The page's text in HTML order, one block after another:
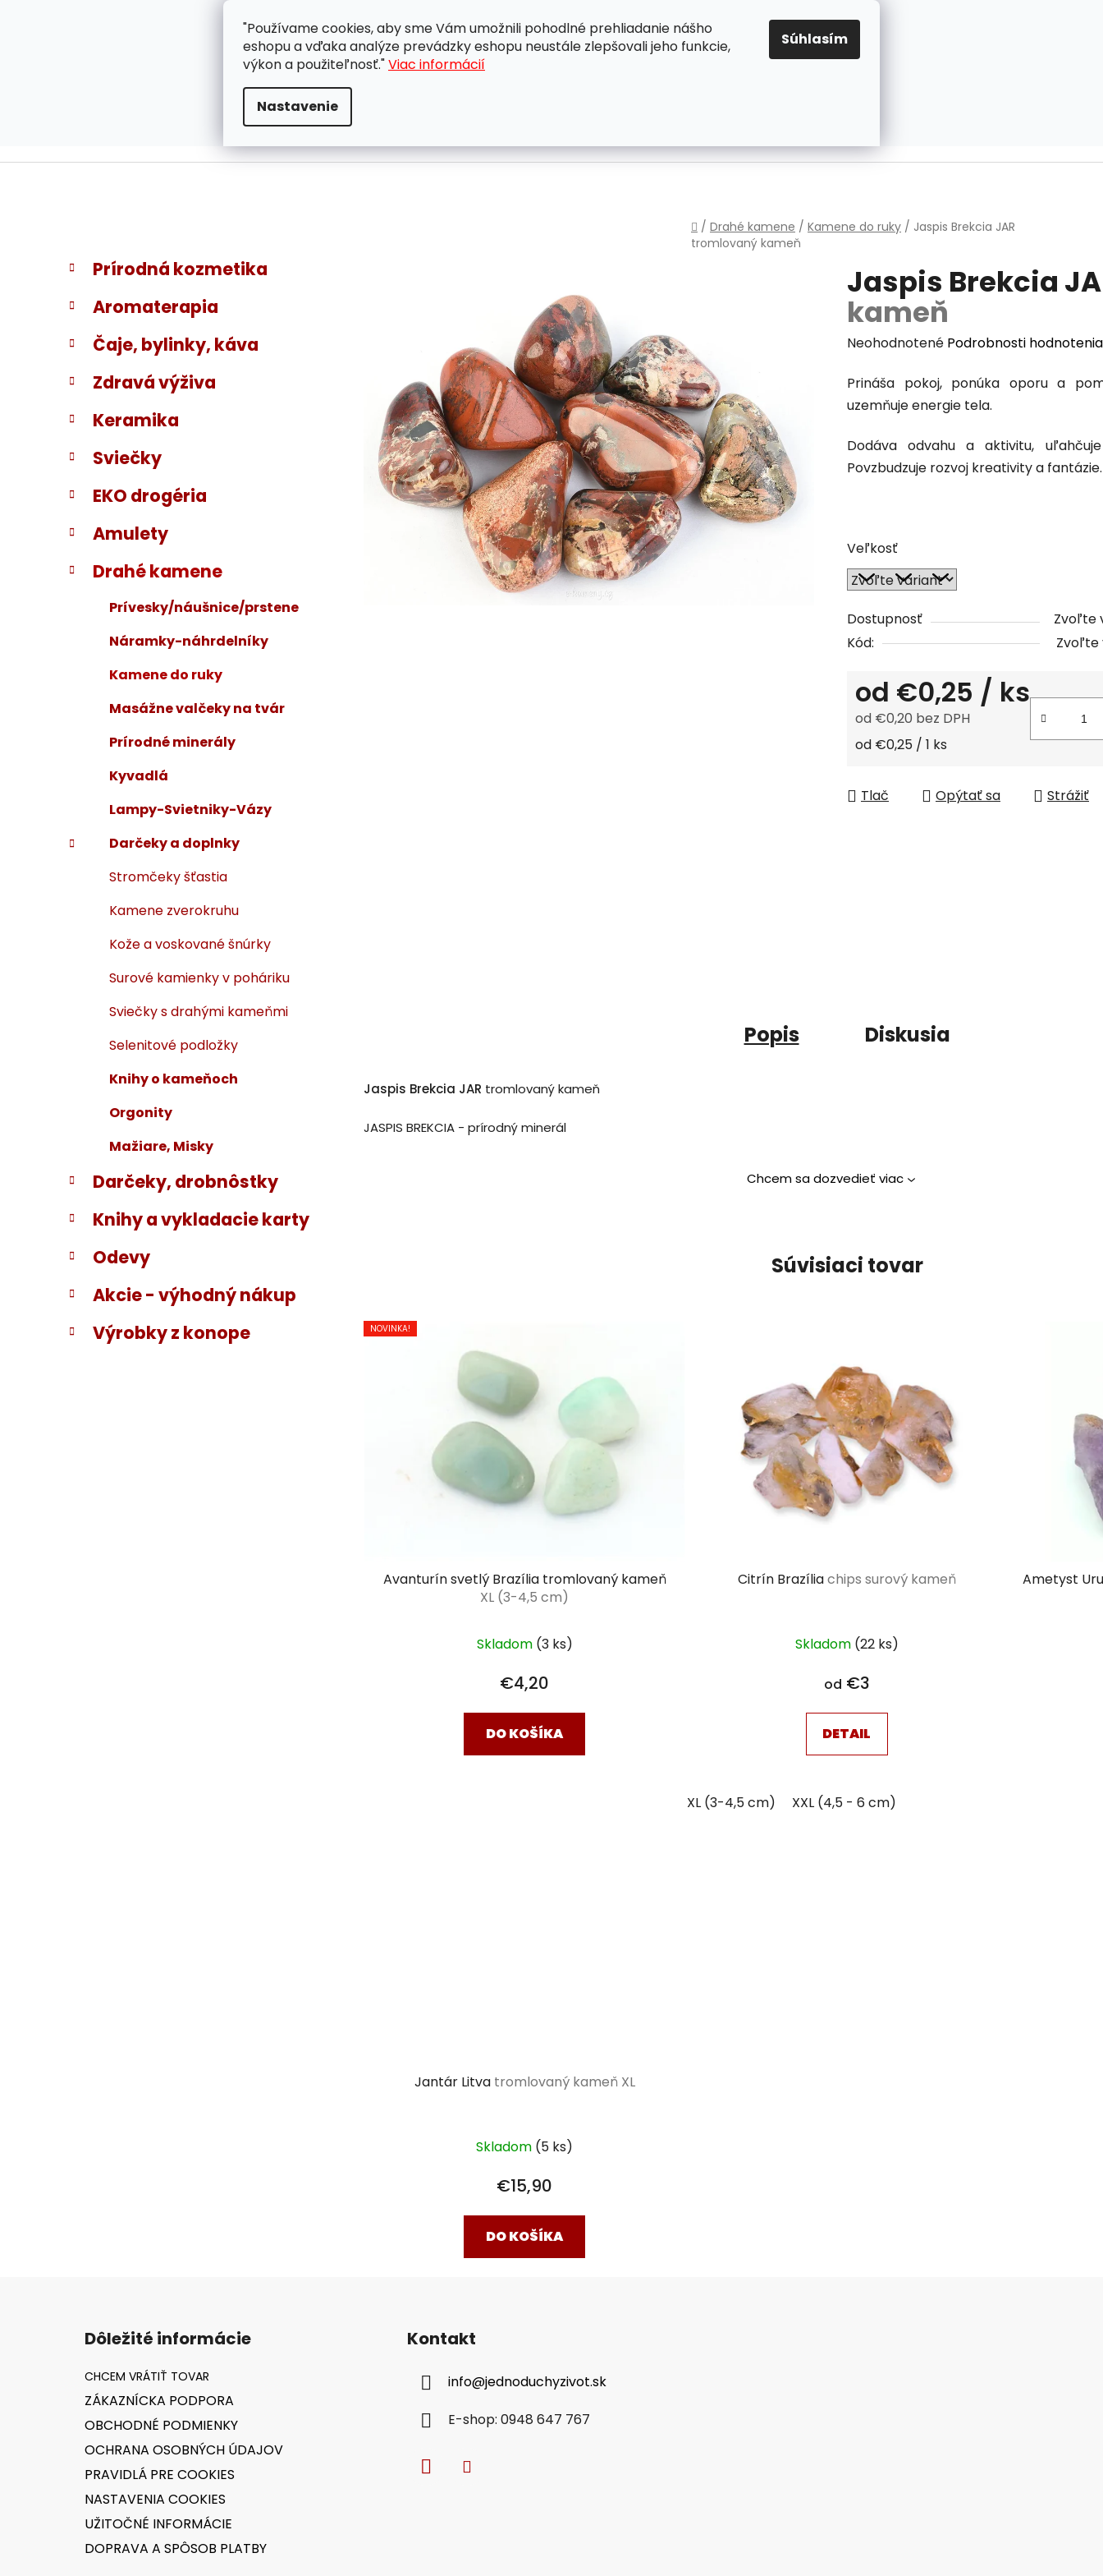
"Používame cookies, aby sme Vám umožnili pohodlné prehliadanie nášho
eshopu a vďaka analýze prevádzky eshopu neustále zlepšovali jeho funkcie,
výkon a použiteľnosť."Viac informácií
Nastavenie
Súhlasím
ZÁKAZNÍCKA PODPORA OBCHODNÉ PODMIENKY OCHRANA OSOBNÝCH ÚDAJOV PRAVIDLÁ PRE COOKIES
EUR
Domov
/ Drahé kamene / Kamene do ruky / Jaspis Brekcia JAR
tromlovaný kameň
B
č
ý
a
n
e
l
Preskočiť
kategórie
K
a
t
e
ó
i
Prírodná kozmetika
Aromaterapia
Čaje, bylinky, káva
Zdravá výživa
Keramika
Sviečky
EKO drogéria
Amulety
Drahé kamene
Prívesky/náušnice/prstene
Náramky-náhrdelníky
Kamene do ruky
Masážne valčeky na tvár
Prírodné minerály
Kyvadlá
Lampy-Svietniky-Vázy
Darčeky a doplnky
Stromčeky šťastia
Kamene zverokruhu
Kože a voskované šnúrky
Surové kamienky v poháriku
Sviečky s drahými kameňmi
Selenitové podložky
Knihy o kameňoch
Orgonity
Mažiare, Misky
Darčeky, drobnôstky
Knihy a vykladacie karty
Odevy
Akcie - výhodný nákup
Výrobky z konope
Jaspis Brekcia
kameň
Priemerné
produktu
je
z
5
Neohodnotené Podrobnosti hodnotenia
Prináša pokoj, ponúka oporu a
uzemňuje energie tela.
Dodáva odvahu a aktivitu,
Povzbudzuje rozvoj kreativity a fantázie.
Veľkosť
Dostupnosť
Zvoľte
Kód:
Zvoľte
od €0,25 / ks
od €0,20 bez DPH
Jednotková cena:
od €0,25 / 1 ks
Tlač Opýtať sa Strážiť
Popis Diskusia
Jaspis Brekcia JAR tromlovaný kameň
JASPIS BREKCIA - prírodný minerál
Chcem sa dozvedieť viac
Súvisiaci tovar
NOVINKA!
Avanturín svetlý Brazília tromlovaný kameň
XL (3-4,5 cm)
Skladom (3 ks)
€4,20
DO KOŠÍKA
Citrín Brazíliachips surový kameň
Skladom (22 ks)
od €3
DETAIL
XL (3-4,5 cm) XXL (4,5 - 6 cm)
Ametyst
Jantár Litva tromlovaný kameň XL
Skladom (5 ks)
€15,90
DO KOŠÍKA
Dôležité informácie
ZÁKAZNÍCKA PODPORA
OBCHODNÉ PODMIENKY
OCHRANA OSOBNÝCH ÚDAJOV
PRAVIDLÁ PRE COOKIES
NASTAVENIA COOKIES
UŽITOČNÉ INFORMÁCIE
DOPRAVA A SPÔSOB PLATBY
Kontakt
info@jednoduchyzivot.sk
E-shop: 0948 647 767